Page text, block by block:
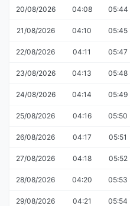
20/08/2026 04:08 05:44
21/08/2026 04:10 05:45
22/08/2026 04:11 05:47
23/08/2026 04:13 05:48
24/08/2026 04:14 05:49
25/08/2026 04:16 05:50
26/08/2026 04:17 05:51
27/08/2026 04:18 05:52
28/08/2026 04:20 05:53
29/08/2026 04:21 05:54